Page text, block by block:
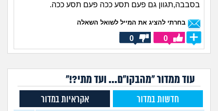
בסבבה,תגוון גם פעם תסע ככה פעם תסע ככה.
בחרתי להציג את המייל לשואל השאלה
0
0
עוד ממדור "מהבקו"ם... ועד מתי?!"
חדשות במדור אקראיות במדור